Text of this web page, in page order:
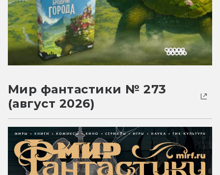
Мир фантастики № 273
(август 2026)